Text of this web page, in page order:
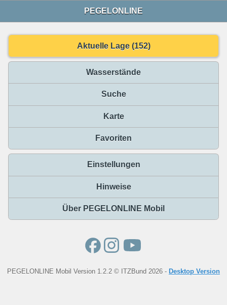
PEGELONLINE
Aktuelle Lage (152)
Wasserstände
Suche
Karte
Favoriten
Einstellungen
Hinweise
Über PEGELONLINE Mobil
PEGELONLINE Mobil Version 1.2.2 © ITZBund 2026 - Desktop Version